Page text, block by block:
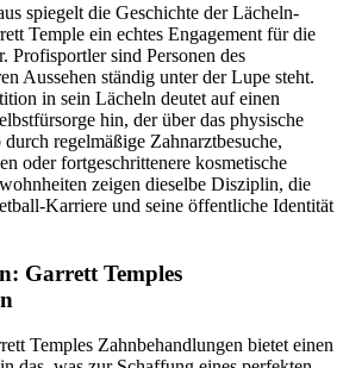
spiegelt die Geschichte der Lächeln-
Temple ein echtes Engagement für die
Profisportler sind Personen des
Aussehen ständig unter der Lupe steht.
in sein Lächeln deutet auf einen
hin, der über das physische
regelmäßige Zahnarztbesuche,
oder fortgeschrittenere kosmetische
zeigen dieselbe Disziplin, die
Karriere und seine öffentliche Identität
Garrett Temples
Temples Zahnbehandlungen bietet einen